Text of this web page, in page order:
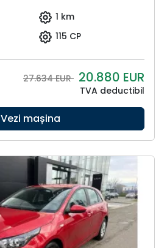
1 km
115 CP
27.634 EUR 20.880 EUR
TVA deductibil
Vezi mașina